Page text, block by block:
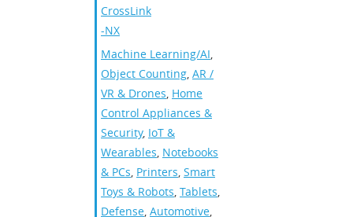
CrossLink
-NX
Machine Learning/AI,
Object Counting, AR /
VR & Drones, Home
Control Appliances &
Security, IoT &
Wearables, Notebooks
& PCs, Printers, Smart
Toys & Robots, Tablets,
Defense, Automotive,